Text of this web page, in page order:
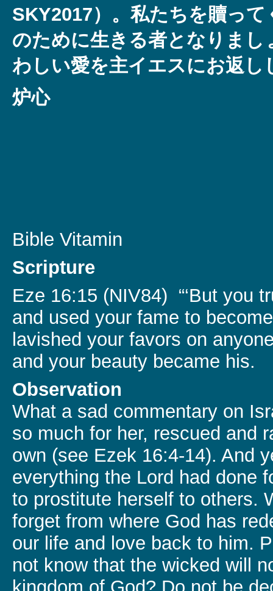
SKY2017）。私たちを贖っ
のために生きる者となりまし
わしい愛を主イエスにお返し
炉心
Bible Vitamin
Scripture
Eze 16:15 (NIV84) “‘But you
and used your fame to
lavished your favors on
and your beauty became his.
Observation
What a sad commentary on
so much for her, rescued and
own (see Ezek 16:4-14). And
everything the Lord had done
to prostitute herself to others.
forget from where God has
our life and love back to him.
not know that the wicked will